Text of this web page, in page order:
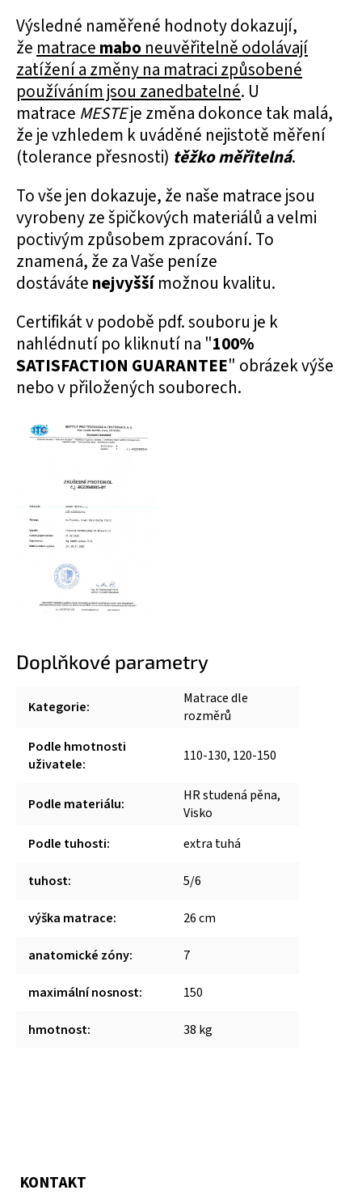
Výsledné naměřené hodnoty dokazují,
že matrace mabo neuvěřitelně odolávají
zatížení a změny na matraci způsobené
používáním jsou zanedbatelné. U
matrace MESTEje změna dokonce tak malá,
že je vzhledem k uváděné nejistotě měření
(tolerance přesnosti) těžko měřitelná.
To vše jen dokazuje, že naše matrace jsou
vyrobeny ze špičkových materiálů a velmi
poctivým způsobem zpracování. To
znamená, že za Vaše peníze
dostáváte nejvyšší možnou kvalitu.
Certifikát v podobě pdf. souboru je k
nahlédnutí po kliknutí na "100%
SATISFACTION GUARANTEE" obrázek výše
nebo v přiložených souborech.
Doplňkové parametry
Kategorie:
Matrace dle
rozměrů
Podle hmotnosti
uživatele: 110-130, 120-150
Podle materiálu:
HR studená pěna,
Visko
Podle tuhosti: extra tuhá
tuhost: 5/6
výška matrace: 26 cm
anatomické zóny: 7
maximální nosnost: 150
hmotnost: 38 kg
KONTAKT